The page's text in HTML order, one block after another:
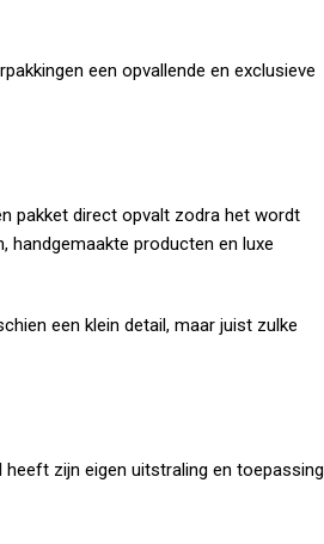
een opvallende en exclusieve
pakket direct opvalt zodra het wordt
handgemaakte producten en luxe
een klein detail, maar juist zulke
heeft zijn eigen uitstraling en toepassing.